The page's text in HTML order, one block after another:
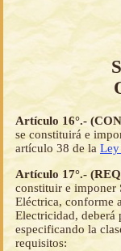
Artículo 16°.-
se constituirá e
artículo 38 de la Ley
Artículo 17°.-
constituir e imponer
Eléctrica, conforme
Electricidad, deberá
especificando la
requisitos: